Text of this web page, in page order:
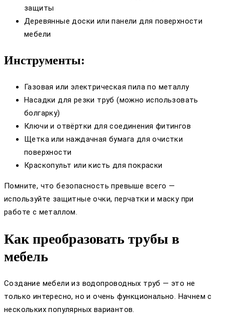
защиты
Деревянные доски или панели для поверхности
мебели
Инструменты:
Газовая или электрическая пила по металлу
Насадки для резки труб (можно использовать
болгарку)
Ключи и отвёртки для соединения фитингов
Щетка или наждачная бумага для очистки
поверхности
Краскопульт или кисть для покраски
Помните, что безопасность превыше всего —
используйте защитные очки, перчатки и маску при
работе с металлом.
Как преобразовать трубы в
мебель
Создание мебели из водопроводных труб — это не
только интересно, но и очень функционально. Начнем с
нескольких популярных вариантов.